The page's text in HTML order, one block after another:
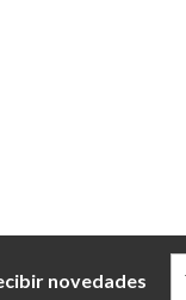
novedades